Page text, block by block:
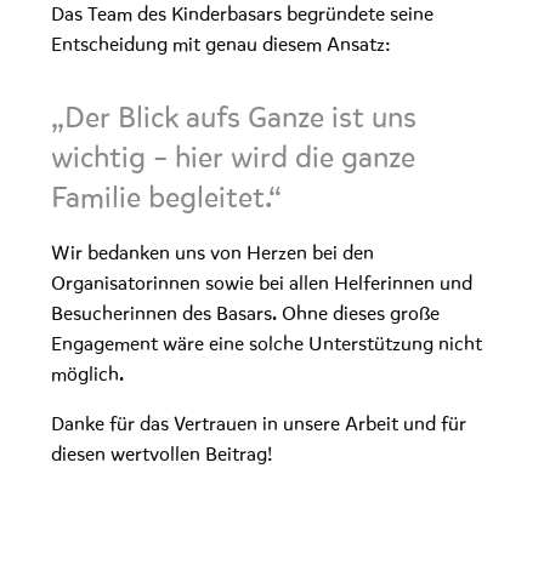
Das Team des Kinderbasars begründete seine
Entscheidung mit genau diesem Ansatz:
„Der Blick aufs Ganze ist uns
wichtig – hier wird die ganze
Familie begleitet.“
Wir bedanken uns von Herzen bei den
Organisatorinnen sowie bei allen Helferinnen und
Besucherinnen des Basars. Ohne dieses große
Engagement wäre eine solche Unterstützung nicht
möglich.
Danke für das Vertrauen in unsere Arbeit und für
diesen wertvollen Beitrag!